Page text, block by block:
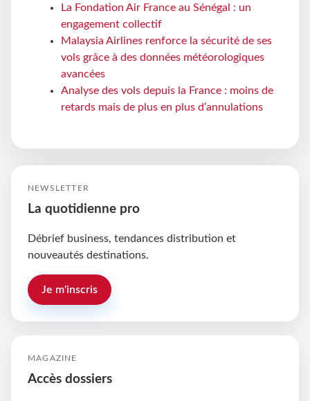
La Fondation Air France au Sénégal : un
engagement collectif
Malaysia Airlines renforce la sécurité de ses
vols grâce à des données météorologiques
avancées
Analyse des vols depuis la France : moins de
retards mais de plus en plus d’annulations
NEWSLETTER
La quotidienne pro
Débrief business, tendances distribution et
nouveautés destinations.
Je m'inscris
MAGAZINE
Accès dossiers